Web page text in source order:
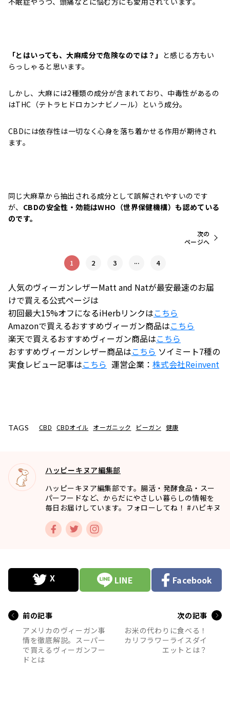
「とはいっても、大麻成分で危険なのでは？」 と感じる方もい
らっしゃると思います。
しかし、大麻には2種類の成分が含まれており、中毒性があるの
はTHC（テトラヒドロカンナビノール）という成分。
CBDには依存性は一切なく心身を落ち着かせる作用が期待され
ます。
同じ大麻草から抽出される成分として誤解されやすいのです
が、 CBDの安全性・効能はWHO（世界保健機構）も認めている
のです。
1 2 3 ...
次の
ページへ
4
人気のヴィーガンレザーMatt and Natが最安最速のお届
けで買える公式ページは
初回最大15%オフになるiHerbリンクはこちら
Amazonで買えるおすすめヴィーガン商品はこちら
楽天で買えるおすすめヴィーガン商品はこちら
おすすめヴィーガンレザー商品はこちら ソイミート7種の
実食レビュー記事はこちら 運営企業： 株式会社Reinvent
TAGS CBD CBDオイル オーガニック ビーガン 健康
ハッピーキヌア編集部
ハッピーキヌア編集部です。腸活・発酵食品・スー
パーフードなど、からだにやさしい暮らしの情報を
毎日お届けしています。フォローしてね！ #ハピキヌ
LINE Facebook
前の記事
アメリカのヴィーガン事
情を徹底解説。スーパー
で買えるヴィーガンフー
ドとは
次の記事
お米の代わりに食べる！
カリフラワーライスダイ
エットとは？